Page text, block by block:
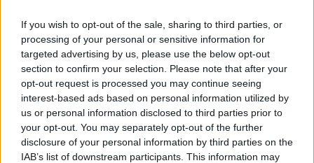
If you wish to opt-out of the sale, sharing to third parties, or
processing of your personal or sensitive information for
targeted advertising by us, please use the below opt-out
section to confirm your selection. Please note that after your
opt-out request is processed you may continue seeing
interest-based ads based on personal information utilized by
us or personal information disclosed to third parties prior to
your opt-out. You may separately opt-out of the further
disclosure of your personal information by third parties on the
IAB’s list of downstream participants. This information may
Citat:
Ursprungligen postat av1234PArtymyra231
Vart kan man måla tåg i Östersund? "Chill" spot
Bor själv inte där men tvekar på att du får ett bra svar på
flashback. Bra spots för att lägga panels är gatekeepade, jag letar
allt mitt själv. Gå in på google maps o scrolla längs med rälsen o
kolla var de tar slut, åk dit o kolla hur de ser ut och tänk efter om
de går att köra eller inte!